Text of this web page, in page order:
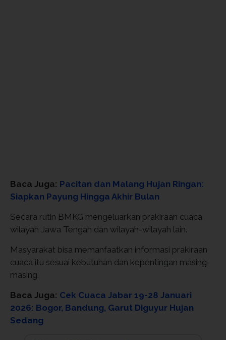
Baca Juga: Pacitan dan Malang Hujan Ringan:
Siapkan Payung Hingga Akhir Bulan
Secara rutin BMKG mengeluarkan prakiraan cuaca
wilayah Jawa Tengah dan wilayah-wilayah lain.
Masyarakat bisa memanfaatkan informasi prakiraan
cuaca itu sesuai kebutuhan dan kepentingan masing-
masing.
Baca Juga: Cek Cuaca Jabar 19-28 Januari
2026: Bogor, Bandung, Garut Diguyur Hujan
Sedang